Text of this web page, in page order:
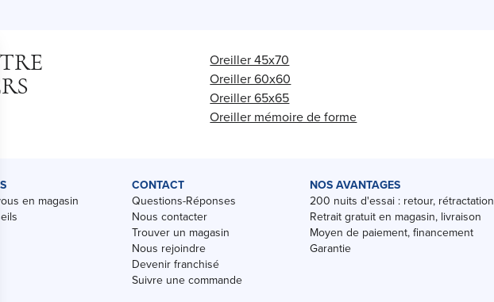
Oreiller 45x70
Oreiller 60x60
Oreiller 65x65
Oreiller mémoire de forme
en magasin
CONTACT
Questions-Réponses
Nous contacter
Trouver un magasin
Nous rejoindre
Devenir franchisé
Suivre une commande
NOS AVANTAGES
200 nuits d'essai : retour, rétractation
Retrait gratuit en magasin, livraison
Moyen de paiement, financement
Garantie